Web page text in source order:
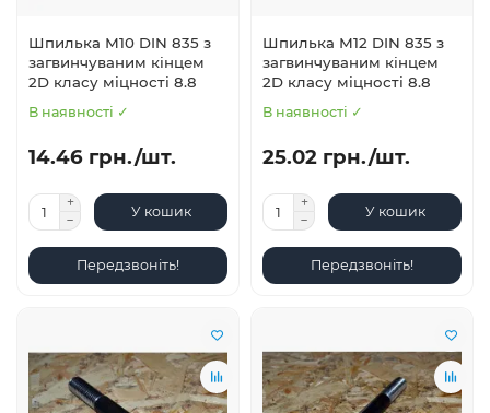
Шпилька М10 DIN 835 з
загвинчуваним кінцем
2D класу міцності 8.8
В наявності ✓
14.46 грн./шт.
У кошик
Передзвоніть!
Шпилька М12 DIN 835 з
загвинчуваним кінцем
2D класу міцності 8.8
В наявності ✓
25.02 грн./шт.
У кошик
Передзвоніть!